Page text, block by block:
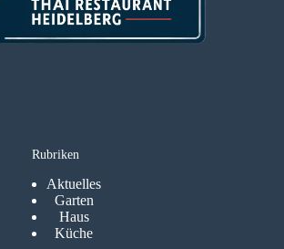
Rubriken
Aktuelles
Garten
Haus
Küche